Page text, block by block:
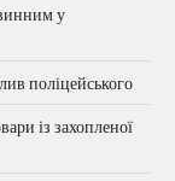
у
поліцейського
із захопленої